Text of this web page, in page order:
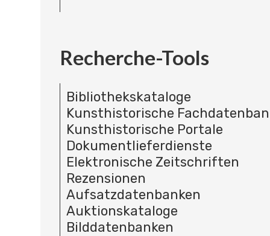
Recherche-Tools
Bibliothekskataloge
Kunsthistorische
Kunsthistorische Portale
Dokumentlieferdienste
Elektronische Zeitschriften
Rezensionen
Aufsatzdatenbanken
Auktionskataloge
Bilddatenbanken